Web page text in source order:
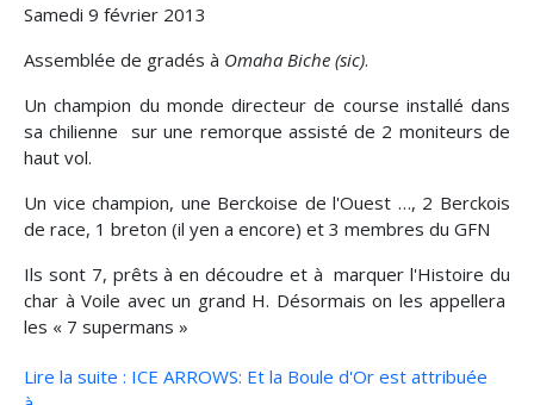
Samedi 9 février 2013
Assemblée de gradés à Omaha Biche (sic).
Un champion du monde directeur de course installé dans
sa chilienne sur une remorque assisté de 2 moniteurs de
haut vol.
Un vice champion, une Berckoise de l'Ouest …, 2 Berckois
de race, 1 breton (il yen a encore) et 3 membres du GFN
Ils sont 7, prêts à en découdre et à marquer l'Histoire du
char à Voile avec un grand H. Désormais on les appellera
les « 7 supermans »
Lire la suite : ICE ARROWS: Et la Boule d'Or est attribuée